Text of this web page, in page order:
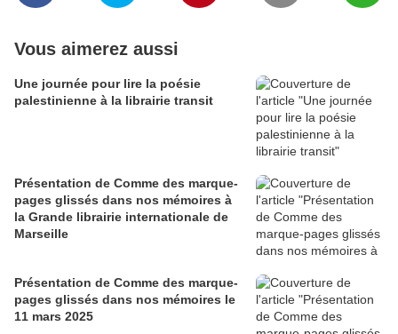
Vous aimerez aussi
Une journée pour lire la poésie
palestinienne à la librairie transit
Présentation de Comme des marque-
pages glissés dans nos mémoires à
la Grande librairie internationale de
Marseille
Présentation de Comme des marque-
pages glissés dans nos mémoires le
11 mars 2025